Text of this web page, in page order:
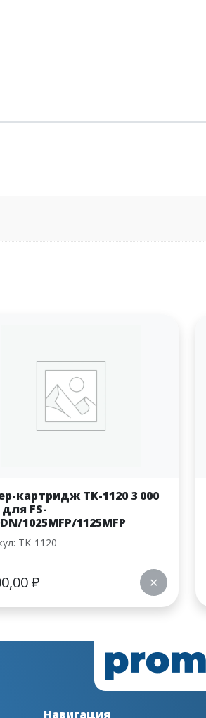
картридж TK-1120 3 000
FS-
1025MFP/1125MFP
TK-1120
₽ ✕
Навигация